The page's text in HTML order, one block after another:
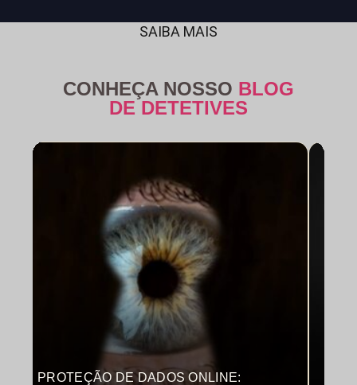
SAIBA MAIS
CONHEÇA NOSSO BLOG
DE DETETIVES
PROTEÇÃO DE DADOS ONLINE: